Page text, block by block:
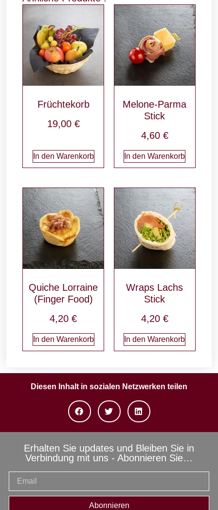
Früchtekorb
19,00 €
In den Warenkorb
Melone-Parma
Stick
4,60 €
In den Warenkorb
Quiche Lorraine
(Finger Food)
4,20€
In den Warenkorb
Wraps Lachs
Stick
4,20 €
In den Warenkorb
Diesen Inhalt in sozialen Netzwerken teilen
Erhalten Sie updates und Bleiben Sie in
Verbindung mit uns - Abonnieren Sie…
Abonnieren